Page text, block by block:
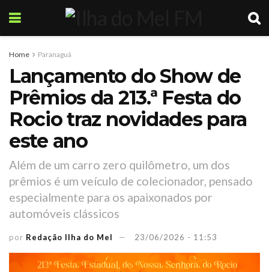
Home Paranaguá
Lançamento do Show de
Prêmios da 213.ª Festa do
Rocio traz novidades para
este ano
Além de um carro zero quilômetro, um dos
prêmios é um veículo de colecionador, pensado
especialmente para os apaixonados por
automóveis clássicos
por Redação Ilha do Mel 23/06/2026 - 11:53